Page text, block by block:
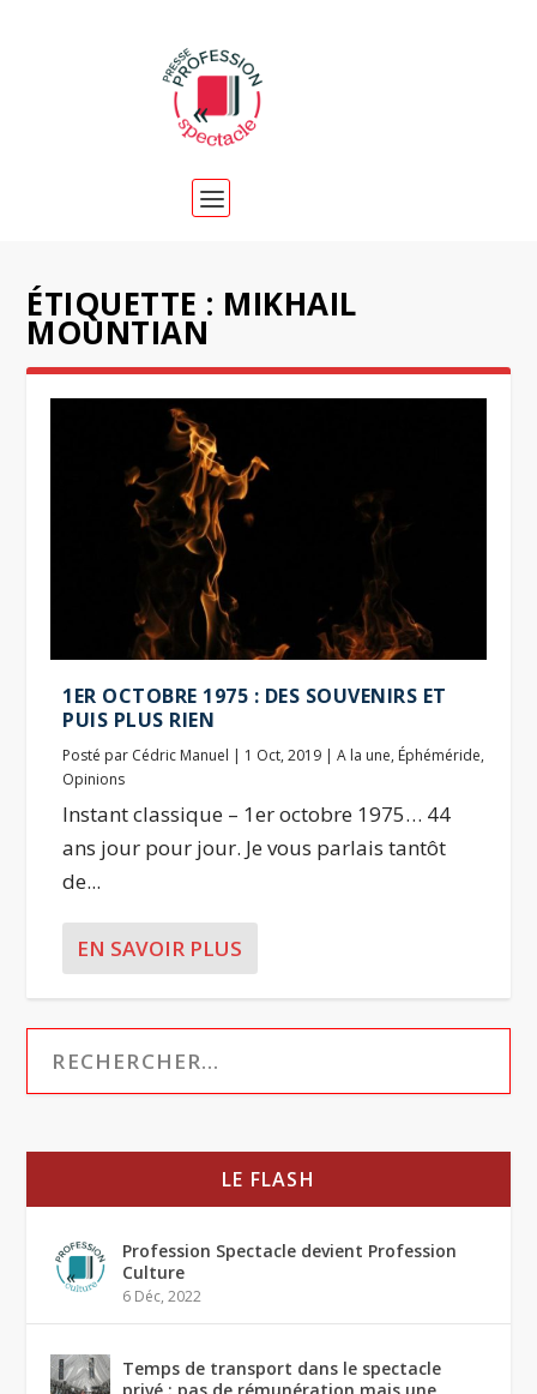
ÉTIQUETTE : MIKHAIL
MOUNTIAN
1ER OCTOBRE 1975 : DES SOUVENIRS ET
PUIS PLUS RIEN
Posté par Cédric Manuel | 1 Oct, 2019 |A la une, Éphéméride,
Opinions
Instant classique – 1er octobre 1975… 44
ans jour pour jour. Je vous parlais tantôt
de...
EN SAVOIR PLUS
LE FLASH
Profession Spectacle devient Profession
Culture
6 Déc, 2022
Temps de transport dans le spectacle